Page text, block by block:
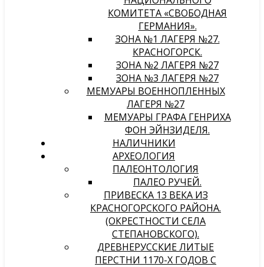
КОМИТЕТА «СВОБОДНАЯ
ГЕРМАНИЯ».
ЗОНА №1 ЛАГЕРЯ №27.
КРАСНОГОРСК.
ЗОНА №2 ЛАГЕРЯ №27
ЗОНА №3 ЛАГЕРЯ №27
МЕМУАРЫ ВОЕННОПЛЕННЫХ
ЛАГЕРЯ №27
МЕМУАРЫ ГРАФА ГЕНРИХА
ФОН ЭЙНЗИДЕЛЯ.
НАЛИЧНИКИ
АРХЕОЛОГИЯ
ПАЛЕОНТОЛОГИЯ
ПАЛЕО РУЧЕЙ.
ПРИВЕСКА 13 ВЕКА ИЗ
КРАСНОГОРСКОГО РАЙОНА.
(ОКРЕСТНОСТИ СЕЛА
СТЕПАНОВСКОГО).
ДРЕВНЕРУССКИЕ ЛИТЫЕ
ПЕРСТНИ 1170-Х ГОДОВ С